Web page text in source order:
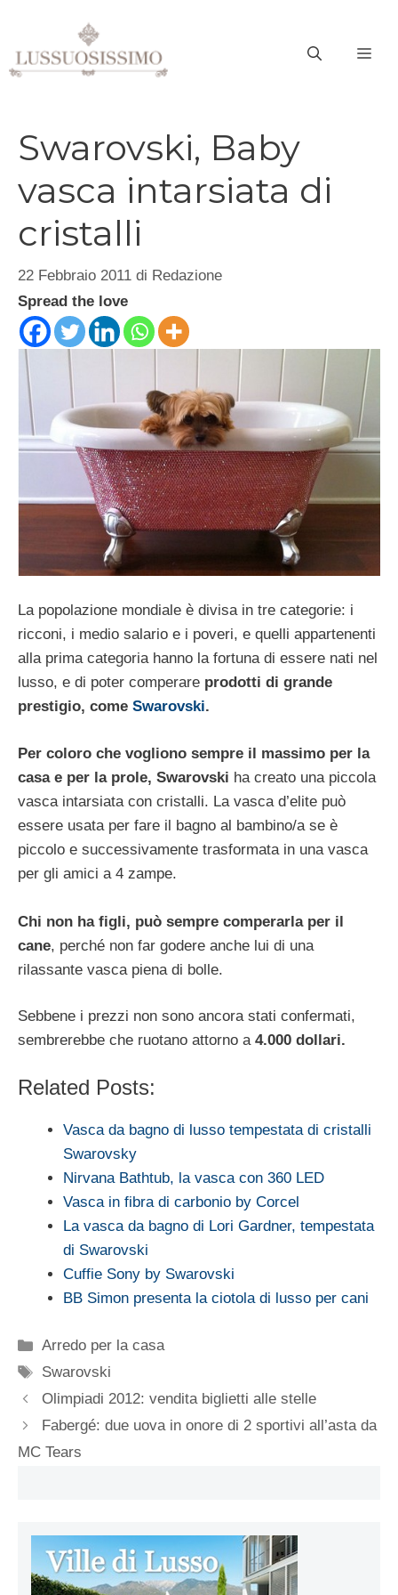
contenuto
Swarovski, Baby
vasca intarsiata di
cristalli
22 Febbraio 2011 di Redazione
Spread the love
La popolazione mondiale è divisa in tre categorie: i
ricconi, i medio salario e i poveri, e quelli appartenenti
alla prima categoria hanno la fortuna di essere nati nel
lusso, e di poter comperare prodotti di grande
prestigio, come Swarovski.
Per coloro che vogliono sempre il massimo per la
casa e per la prole, Swarovski ha creato una piccola
vasca intarsiata con cristalli. La vasca d’elite può
essere usata per fare il bagno al bambino/a se è
piccolo e successivamente trasformata in una vasca
per gli amici a 4 zampe.
Chi non ha figli, può sempre comperarla per il
cane, perché non far godere anche lui di una
rilassante vasca piena di bolle.
Sebbene i prezzi non sono ancora stati confermati,
sembrerebbe che ruotano attorno a 4.000 dollari.
Related Posts:
Vasca da bagno di lusso tempestata di cristalli
Swarovsky
Nirvana Bathtub, la vasca con 360 LED
Vasca in fibra di carbonio by Corcel
La vasca da bagno di Lori Gardner, tempestata
di Swarovski
Cuffie Sony by Swarovski
BB Simon presenta la ciotola di lusso per cani
Categorie
Arredo per la casa
Tag
Swarovski
Olimpiadi 2012: vendita biglietti alle stelle
Fabergé: due uova in onore di 2 sportivi all’asta da
MC Tears